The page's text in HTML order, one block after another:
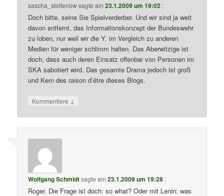
sascha_stoltenowsagte am23.1.2009 um 19:02 :
Doch bitte, seine Sie Spielverderber. Und wir sind ja weit
davon entfernt, das Informationskonzept der Bundeswehr
zu loben, nur weil wir die Y. im Vergleich zu anderen
Medien für weniger schlimm halten. Das Aberwitzige ist
doch, dass auch deren Einsatz offenbar von Personen im
SKA sabotiert wird. Das gesamte Drama jedoch ist groß
und Kern des raison d’être dieses Blogs.
Kommentiere ↓
Wolfgang Schmidtsagte am23.1.2009 um 19:28 :
Roger. Die Frage ist doch: so what? Oder mit Lenin: was